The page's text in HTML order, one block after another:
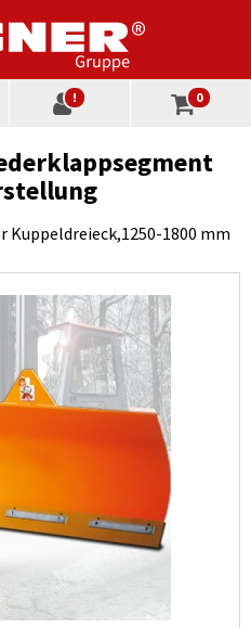
! 0
Kuppeldreieck,1250-1800 mm